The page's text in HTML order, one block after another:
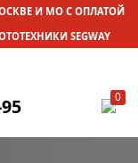
И МО С ОПЛАТОЙ
SEGWAY
0